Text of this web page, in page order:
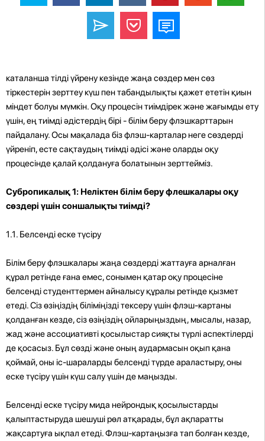
каталанша тілді үйрену кезінде жаңа сөздер мен сөз
тіркестерін зерттеу күш пен табандылықты қажет ететін қиын
міндет болуы мүмкін. Оқу процесін тиімдірек және жағымды ету
үшін, ең тиімді әдістердің бірі - білім беру флэшкарттарын
пайдалану. Осы мақалада біз флэш-карталар неге сөздерді
үйреніп, есте сақтаудың тиімді әдісі және оларды оқу
процесінде қалай қолдануға болатынын зерттейміз.
Субропикалық 1: Неліктен білім беру флешкалары оқу
сөздері үшін соншалықты тиімді?
1.1. Белсенді еске түсіру
Білім беру флэшкалары жаңа сөздерді жаттауға арналған
құрал ретінде ғана емес, сонымен қатар оқу процесіне
белсенді студенттермен айналысу құралы ретінде қызмет
етеді. Сіз өзіңіздің біліміңізді тексеру үшін флэш-картаны
қолданған кезде, сіз өзіңіздің ойларыңыздың, мысалы, назар,
жад және ассоциативті қосылыстар сияқты түрлі аспектілерді
де қосасыз. Бұл сөзді және оның аудармасын оқып қана
қоймай, оны іс-шараларды белсенді түрде араластыру, оны
еске түсіру үшін күш салу үшін де маңызды.
Белсенді еске түсіру мида нейрондық қосылыстарды
қалыптастыруда шешуші рөл атқарады, бұл ақпаратты
жақсартуға ықпал етеді. Флэш-картаңызға тап болған кезде,